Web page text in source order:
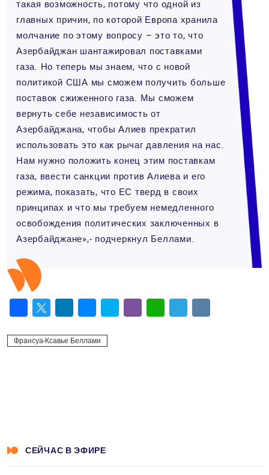
такая возможность, потому что одной из
главных причин, по которой Европа хранила
молчание по этому вопросу – это то, что
Азербайджан шантажировал поставками
газа. Но теперь мы знаем, что с новой
политикой США мы сможем получить больше
поставок сжиженного газа. Мы сможем
вернуть себе независимость от
Азербайджана, чтобы Алиев прекратил
использовать это как рычаг давления на нас.
Нам нужно положить конец этим поставкам
газа, ввести санкции против Алиева и его
режима, показать, что ЕС тверд в своих
принципах и что мы требуем немедленного
освобождения политических заключенных в
Азербайджане»,- подчеркнул Беллами.
Франсуа-Ксавье Беллами
СЕЙЧАС В ЭФИРЕ